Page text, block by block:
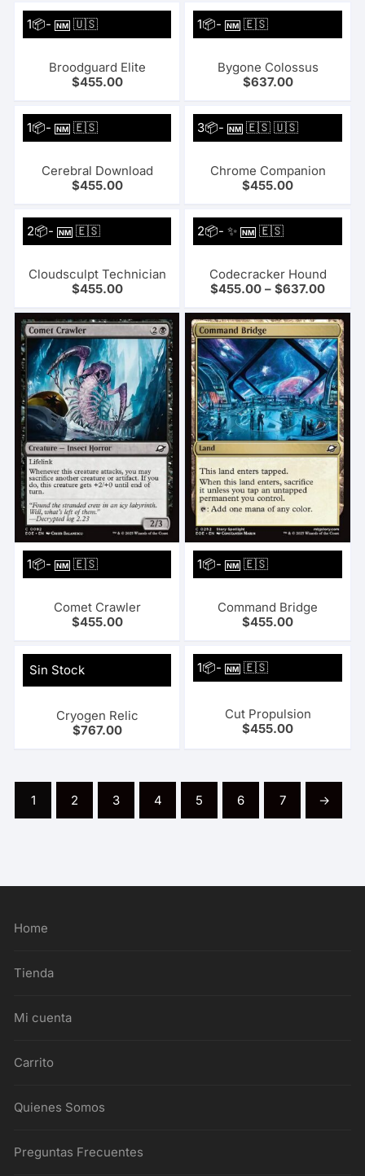
1📦-NM 🇺🇸
Broodguard Elite
$455.00
1📦-NM 🇪🇸
Bygone Colossus
$637.00
1📦-NM 🇪🇸
Cerebral Download
$455.00
3📦-NM 🇪🇸 🇺🇸
Chrome Companion
$455.00
2📦-NM 🇪🇸
Cloudsculpt Technician
$455.00
2📦- ✨NM 🇪🇸
Codecracker Hound
$455.00 –$637.00
1📦-NM 🇪🇸
Comet Crawler
$455.00
1📦-NM 🇪🇸
Command Bridge
$455.00
Sin Stock
Cryogen Relic
$767.00
1📦-NM 🇪🇸
Cut Propulsion
$455.00
1 2 3 4 5 6 7 →
Home
Tienda
Mi cuenta
Carrito
Quienes Somos
Preguntas Frecuentes